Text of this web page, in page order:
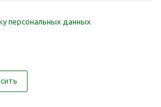
персональных данных